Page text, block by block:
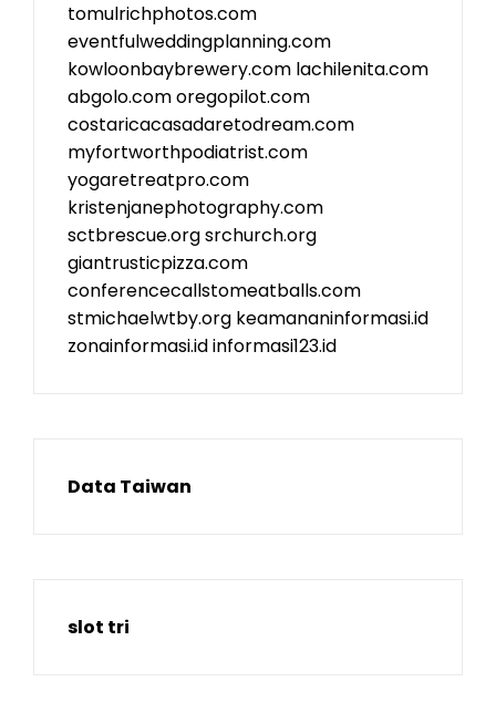
tomulrichphotos.com
eventfulweddingplanning.com
kowloonbaybrewery.com lachilenita.com
abgolo.comoregopilot.com
costaricacasadaretodream.com
myfortworthpodiatrist.com
yogaretreatpro.com
kristenjanephotography.com
sctbrescue.orgsrchurch.org
giantrusticpizza.com
conferencecallstomeatballs.com
stmichaelwtby.org keamananinformasi.id
zonainformasi.idinformasi123.id
Data Taiwan
slot tri